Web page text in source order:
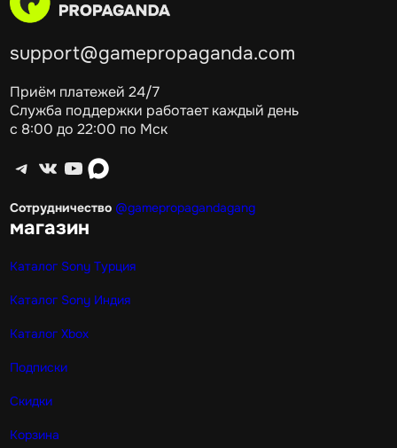
support@gamepropaganda.com
Приём платежей 24/7
Служба поддержки работает каждый день
с 8:00 до 22:00 по Мск
Telegram ВКонтакте YouTube max
Сотрудничество @gamepropagandagang
магазин
Каталог Sony Турция
Каталог Sony Индия
Каталог Xbox
Подписки
Скидки
Корзина